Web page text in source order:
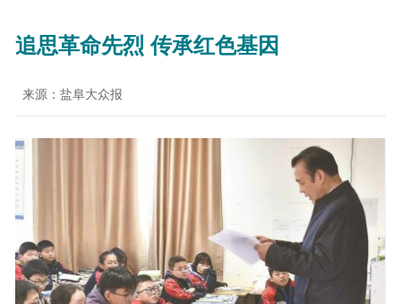
追思革命先烈 传承红色基因
来源：盐阜大众报